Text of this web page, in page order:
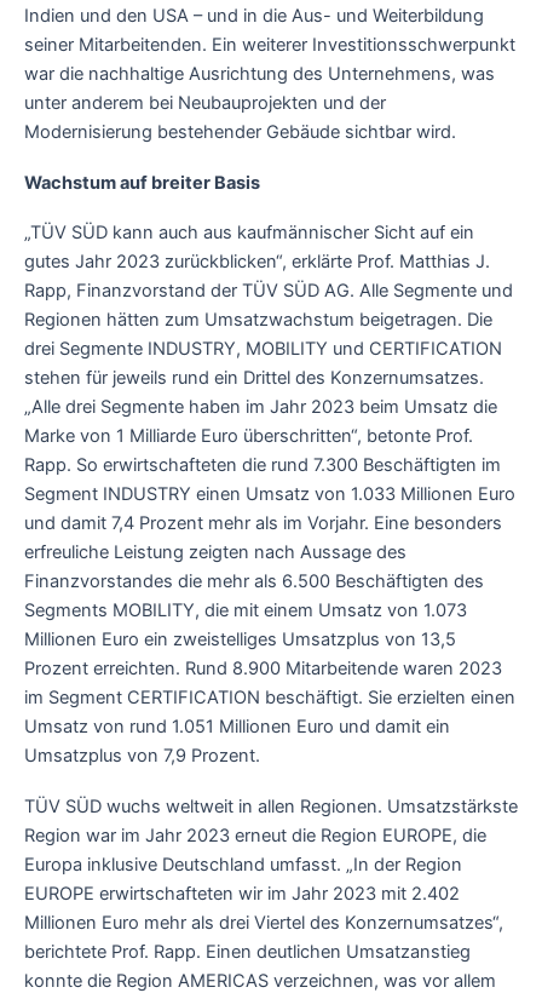
Indien und den USA – und in die Aus- und Weiterbildung
seiner Mitarbeitenden. Ein weiterer Investitionsschwerpunkt
war die nachhaltige Ausrichtung des Unternehmens, was
unter anderem bei Neubauprojekten und der
Modernisierung bestehender Gebäude sichtbar wird.
Wachstum auf breiter Basis
„TÜV SÜD kann auch aus kaufmännischer Sicht auf ein
gutes Jahr 2023 zurückblicken“, erklärte Prof. Matthias J.
Rapp, Finanzvorstand der TÜV SÜD AG. Alle Segmente und
Regionen hätten zum Umsatzwachstum beigetragen. Die
drei Segmente INDUSTRY, MOBILITY und CERTIFICATION
stehen für jeweils rund ein Drittel des Konzernumsatzes.
„Alle drei Segmente haben im Jahr 2023 beim Umsatz die
Marke von 1 Milliarde Euro überschritten“, betonte Prof.
Rapp. So erwirtschafteten die rund 7.300 Beschäftigten im
Segment INDUSTRY einen Umsatz von 1.033 Millionen Euro
und damit 7,4 Prozent mehr als im Vorjahr. Eine besonders
erfreuliche Leistung zeigten nach Aussage des
Finanzvorstandes die mehr als 6.500 Beschäftigten des
Segments MOBILITY, die mit einem Umsatz von 1.073
Millionen Euro ein zweistelliges Umsatzplus von 13,5
Prozent erreichten. Rund 8.900 Mitarbeitende waren 2023
im Segment CERTIFICATION beschäftigt. Sie erzielten einen
Umsatz von rund 1.051 Millionen Euro und damit ein
Umsatzplus von 7,9 Prozent.
TÜV SÜD wuchs weltweit in allen Regionen. Umsatzstärkste
Region war im Jahr 2023 erneut die Region EUROPE, die
Europa inklusive Deutschland umfasst. „In der Region
EUROPE erwirtschafteten wir im Jahr 2023 mit 2.402
Millionen Euro mehr als drei Viertel des Konzernumsatzes“,
berichtete Prof. Rapp. Einen deutlichen Umsatzanstieg
konnte die Region AMERICAS verzeichnen, was vor allem